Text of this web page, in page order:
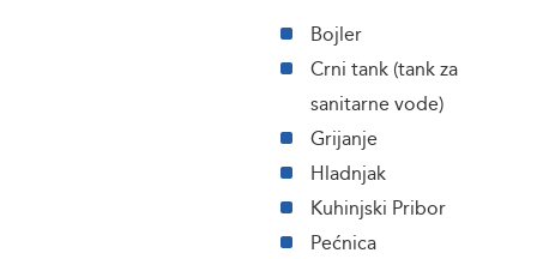
Bojler
Crni tank (tank za
sanitarne vode)
Grijanje
Hladnjak
Kuhinjski Pribor
Pećnica